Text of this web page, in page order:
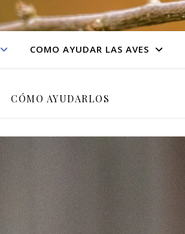
COMO AYUDAR LAS AVES
CÓMO AYUDARLOS